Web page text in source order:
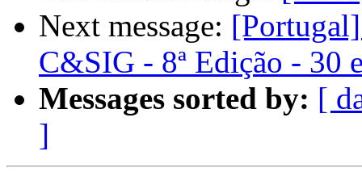
Next message:
C&SIG - 8ª Edição - 30
Messages sorted by: [
]